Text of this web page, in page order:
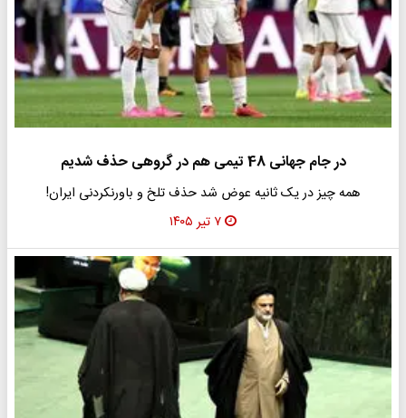
در جام جهانی 48 تیمی هم در گروهی حذف شدیم
همه چیز در یک ثانیه عوض شد حذف تلخ و باورنکردنی ایران!
۷ تیر ۱۴۰۵